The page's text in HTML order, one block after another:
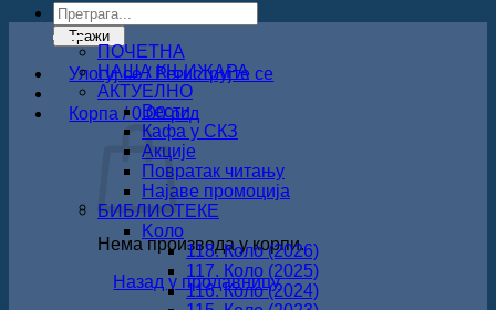
Products
search
Тражи
Улогуј се / Региструјте се
Корпа /0.00рсд
Нема производа у корпи.
Назад у продавницу
ПОЧЕТНА
НАША КЊИЖАРА
АКТУЕЛНО
Вести
Кафа у СКЗ
Акције
Повратак читању
Најаве промоција
БИБЛИОТЕКЕ
Koло
118. Коло (2026)
117. Коло (2025)
116. Коло (2024)